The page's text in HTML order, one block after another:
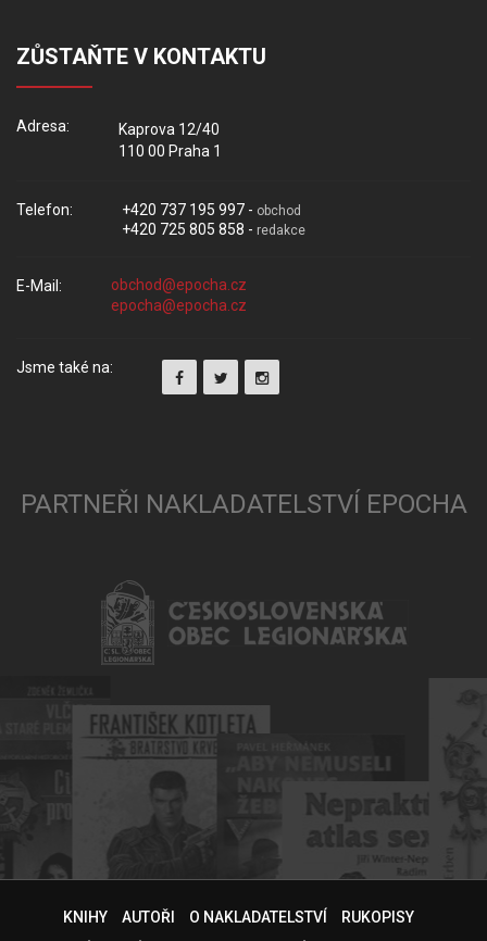
ZŮSTAŇTE V KONTAKTU
Adresa:
Kaprova 12/40
110 00 Praha 1
Telefon: +420 737 195 997 - obchod
+420 725 805 858 - redakce
E-Mail:
Jsme také na:
PARTNEŘI NAKLADATELSTVÍ EPOCHA
KNIHY AUTOŘI O NAKLADATELSTVÍ RUKOPISY